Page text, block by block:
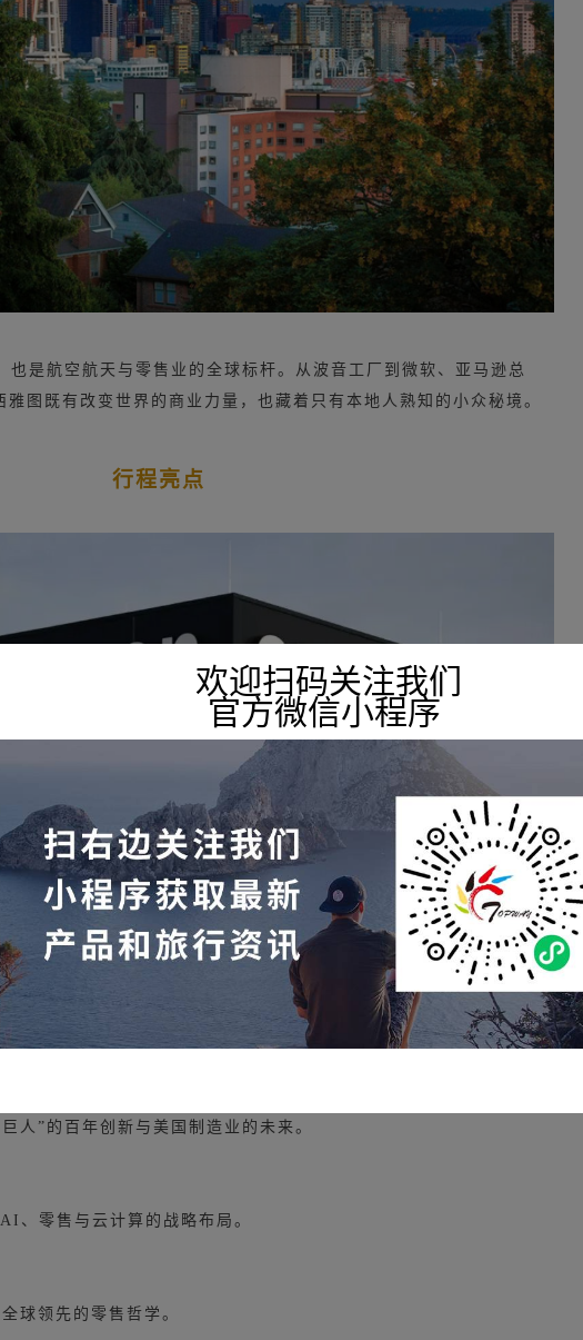
也是航空航天与零售业的全球标杆。从波音工厂到微软、亚马逊总
图既有改变世界的商业力量，也藏着只有本地人熟知的小众秘境。
行程亮点
人”的百年创新与美国制造业的未来。
、零售与云计算的战略布局。
球领先的零售哲学。
欢迎扫码关注我们
官方微信小程序